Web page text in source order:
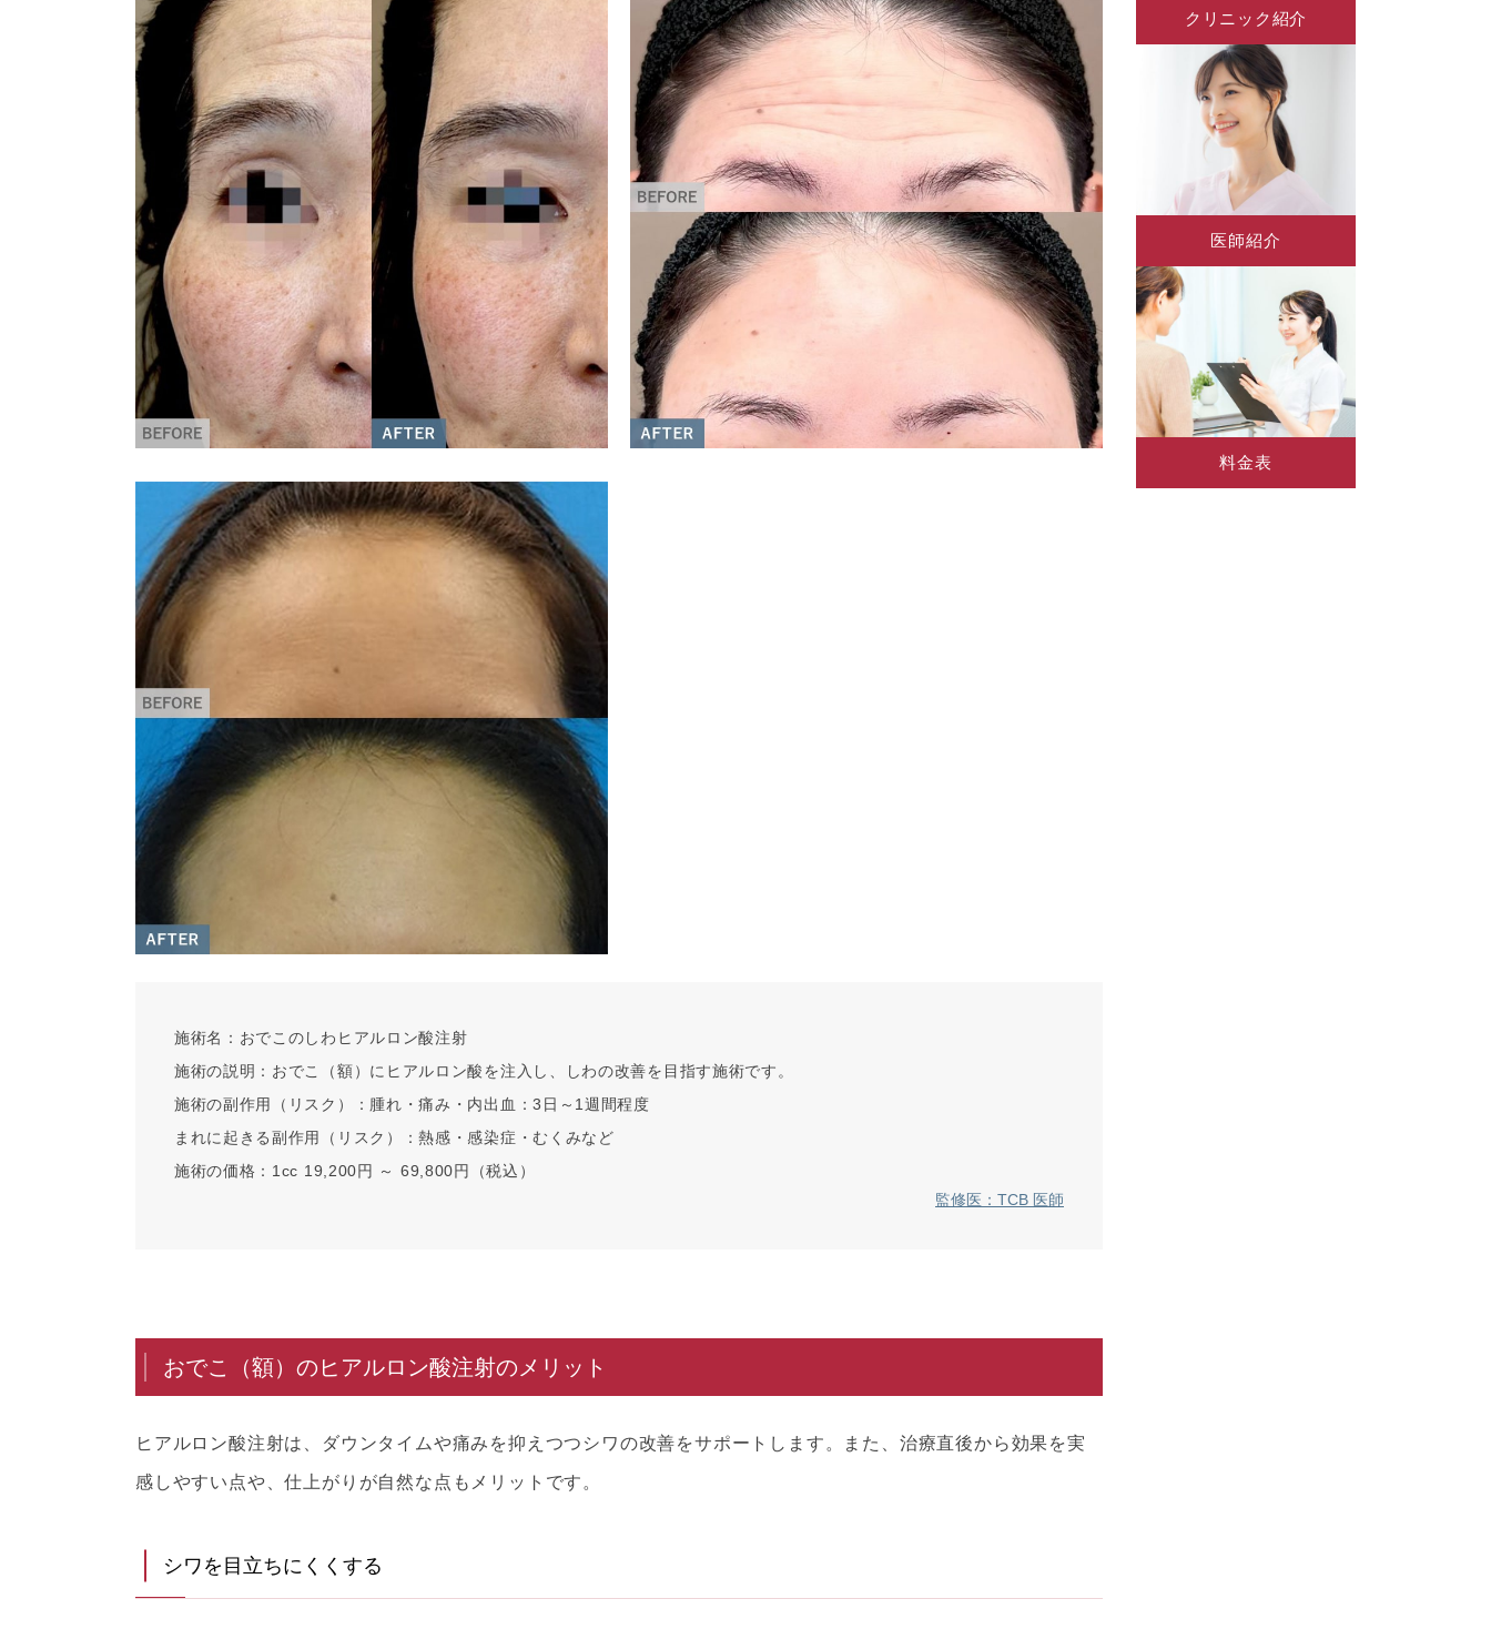
施術名： おでこのしわヒアルロン酸注射
施術の説明： おでこ（額）にヒアルロン酸を注入し、しわの改善を目指す施術です。
施術の副作用（リスク）： 腫れ・痛み・内出血：3日～1週間程度
まれに起きる副作用（リスク）：熱感・感染症・むくみなど
施術の価格： 1cc 19,200円 ～ 69,800円（税込）
監修医：TCB 医師
おでこ（額）のヒアルロン酸注射のメリット
ヒアルロン酸注射は、ダウンタイムや痛みを抑えつつシワの改善をサポートします。また、治療直後から効果を実
感しやすい点や、仕上がりが自然な点もメリットです。
シワを目立ちにくくする
クリニック紹介
医師紹介
料金表